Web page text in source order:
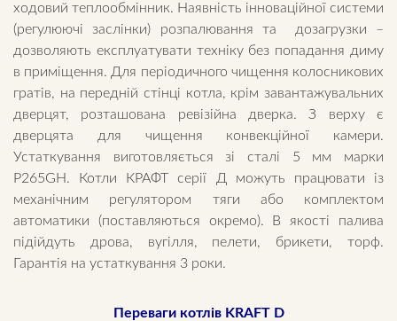
ходовий теплообмінник. Наявність інноваційної системи
(регулюючі заслінки) розпалювання та дозагрузки –
дозволяють експлуатувати техніку без попадання диму
в приміщення. Для періодичного чищення колосникових
гратів, на передній стінці котла, крім завантажувальних
дверцят, розташована ревізійна дверка. З верху є
дверцята для чищення конвекційної камери.
Устаткування виготовляється зі сталі 5 мм марки
Р265GH. Котли КРАФТ серії Д можуть працювати із
механічним регулятором тяги або комплектом
автоматики (поставляються окремо). В якості палива
підійдуть дрова, вугілля, пелети, брикети, торф.
Гарантія на устаткування 3 роки.
Переваги котлів KRAFT D